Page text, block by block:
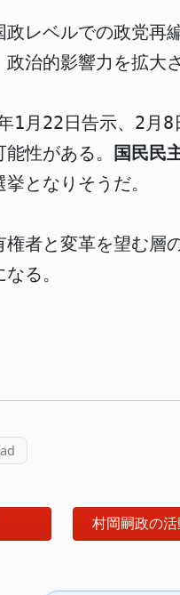
レベルでの政党再
政治的影響力を拡大
1月22日告示、2月
性がある。
国民民
となりそうだ。
者と変革を望む層
る。
村岡嗣政の